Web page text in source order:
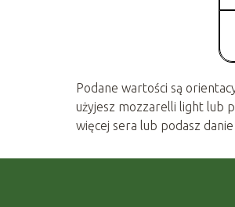
Podane wartości są
użyjesz mozzarelli light lub
więcej sera lub podasz